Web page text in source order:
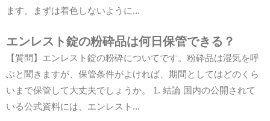
ます。まずは着色しないように...
エンレスト錠の粉砕品は何日保管できる？
【質問】エンレスト錠の粉砕についてです。粉砕品は湿気を呼
ぶと聞きますが、保管条件がよければ、期間としてはどのくら
いまで保管して大丈夫でしょうか。 1. 結論 国内の公開されて
いる公式資料には、エンレスト...